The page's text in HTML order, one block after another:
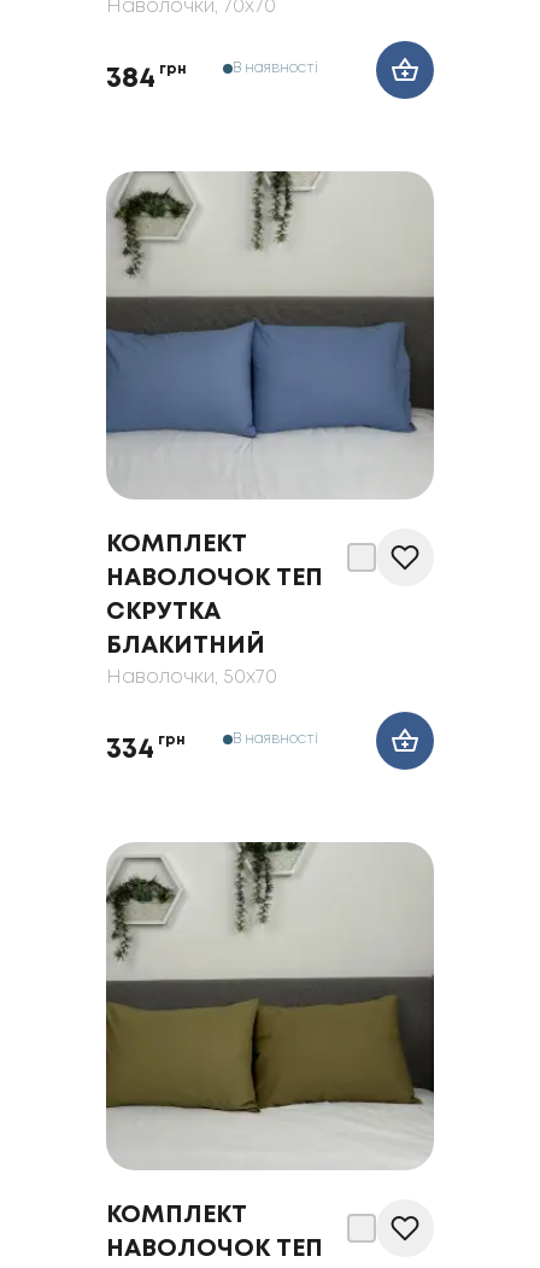
Наволочки, 70x70
384 грн В наявності
КОМПЛЕКТ
НАВОЛОЧОК ТЕП
СКРУТКА
БЛАКИТНИЙ
Наволочки, 50x70
334 грн В наявності
КОМПЛЕКТ
НАВОЛОЧОК ТЕП